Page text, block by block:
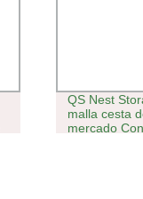
QS Nest
malla cesta
mercado